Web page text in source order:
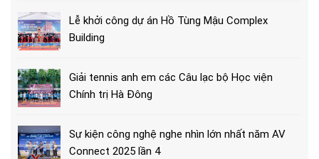
Lễ khởi công dự án Hồ Tùng Mậu Complex
Building
Giải tennis anh em các Câu lạc bộ Học viện
Chính trị Hà Đông
Sự kiện công nghệ nghe nhìn lớn nhất năm AV
Connect 2025 lần 4